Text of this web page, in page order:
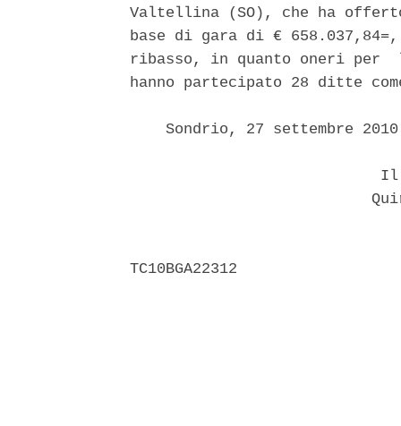
Valtellina (SO), che ha
base di gara di €
ribasso, in quanto oneri per
hanno partecipato 28 ditte
Sondrio, 27 settembre